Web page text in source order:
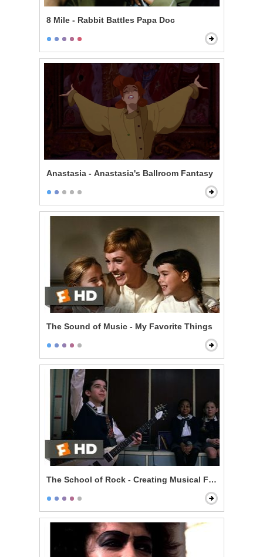
8 Mile - Rabbit Battles Papa Doc
Anastasia - Anastasia's Ballroom Fantasy
The Sound of Music - My Favorite Things
The School of Rock - Creating Musical Fusion